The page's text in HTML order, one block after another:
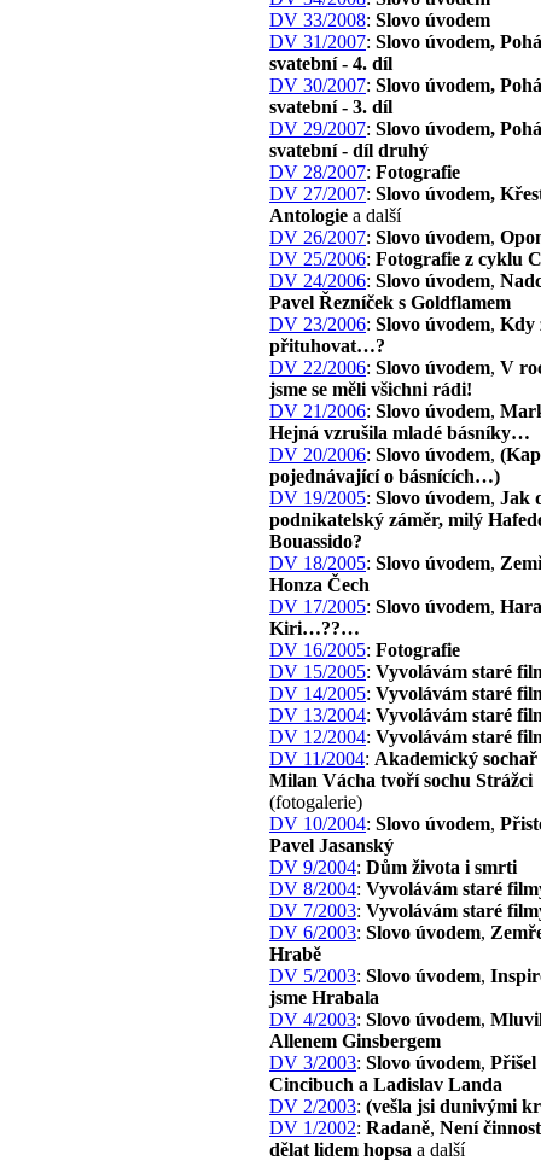
DV 33/2008: Slovo úvodem
DV 31/2007: Slovo úvodem,
svatební - 4. díl
DV 30/2007: Slovo úvodem,
svatební - 3. díl
DV 29/2007: Slovo úvodem,
svatební - díl druhý
DV 28/2007: Fotografie
DV 27/2007: Slovo úvodem,
Antologie a další
DV 26/2007: Slovo úvodem,
DV 25/2006: Fotografie z cyklu
DV 24/2006: Slovo úvodem,
Pavel Řezníček s Goldflamem
DV 23/2006: Slovo úvodem, Kdy
přituhovat…?
DV 22/2006: Slovo úvodem, V
jsme se měli všichni rádi!
DV 21/2006: Slovo úvodem,
Hejná vzrušila mladé básníky…
DV 20/2006: Slovo úvodem,
pojednávající o básnících…)
DV 19/2005: Slovo úvodem, Jak
podnikatelský záměr, milý
Bouassido?
DV 18/2005: Slovo úvodem,
Honza Čech
DV 17/2005: Slovo úvodem, Hara
Kiri…??…
DV 16/2005: Fotografie
DV 15/2005: Vyvolávám staré
DV 14/2005: Vyvolávám staré
DV 13/2004: Vyvolávám staré
DV 12/2004: Vyvolávám staré
DV 11/2004: Akademický sochař
Milan Vácha tvoří sochu Strážci
(fotogalerie)
DV 10/2004: Slovo úvodem,
Pavel Jasanský
DV 9/2004: Dům života i smrti
DV 8/2004: Vyvolávám staré
DV 7/2003: Vyvolávám staré
DV 6/2003: Slovo úvodem,
Hrabě
DV 5/2003: Slovo úvodem,
jsme Hrabala
DV 4/2003: Slovo úvodem,
Allenem Ginsbergem
DV 3/2003: Slovo úvodem, Přišel
Cincibuch a Ladislav Landa
DV 2/2003: (vešla jsi dunivými
DV 1/2002: Radaně, Není
dělat lidem hopsa a další